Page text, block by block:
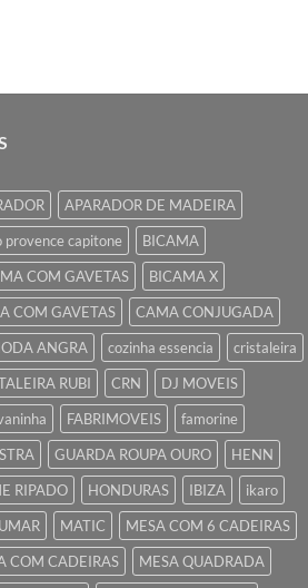
APARADOR DE MADEIRA
provence capitone
BICAMA
COM GAVETAS
BICAMA X
COM GAVETAS
CAMA CONJUGADA
ANGRA
cozinha essencia
cristaleira
RUBI
CRN
DJ MOVEIS
FABRIMOVEIS
famorine
GUARDA ROUPA OURO
HENN
RIPADO
HONDURAS IBIZA
ikaro
MATIC
MESA COM 6 CADEIRAS
COM CADEIRAS
MESA QUADRADA